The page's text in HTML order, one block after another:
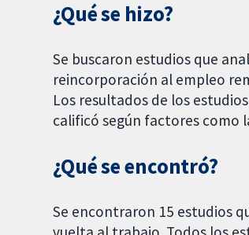
¿Qué se hizo?
Se buscaron estudios que
reincorporación al empleo
Los resultados de los
calificó según factores como
¿Qué se encontró?
Se encontraron 15 estudios